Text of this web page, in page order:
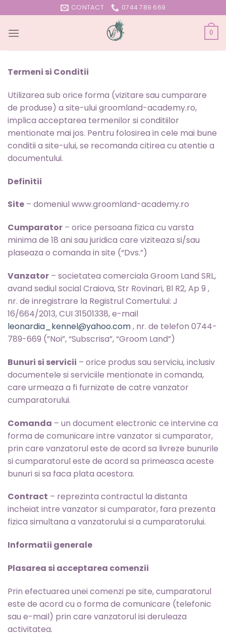
to
content
CONTACT 0744 789 669
0
Termeni si Conditii
Utilizarea sub orice forma (vizitare sau cumparare
de produse) a site-ului groomland-academy.ro,
implica acceptarea termenilor si conditiilor
mentionate mai jos. Pentru folosirea in cele mai bune
conditii a site-ului, se recomanda citirea cu atentie a
documentului.
Definitii
Site – domeniul www.groomland-academy.ro
Cumparator – orice persoana fizica cu varsta
minima de 18 ani sau juridica care viziteaza si/sau
plaseaza o comanda in site (“Dvs.”)
Vanzator – societatea comerciala Groom Land SRL,
avand sediul social Craiova, Str Rovinari, Bl R2, Ap 9 ,
nr. de inregistrare la Registrul Comertului: J
16/664/2013, CUI 31501338, e-mail
leonardia_kennel@yahoo.com, nr. de telefon 0744-
789-669 (”Noi”, “Subscrisa”, “Groom Land”)
Bunuri si servicii – orice produs sau serviciu, inclusiv
documentele si serviciile mentionate in comanda,
care urmeaza a fi furnizate de catre vanzator
cumparatorului.
Comanda – un document electronic ce intervine ca
forma de comunicare intre vanzator si cumparator,
prin care vanzatorul este de acord sa livreze bunurile
si cumparatorul este de acord sa primeasca aceste
bunuri si sa faca plata acestora.
Contract – reprezinta contractul la distanta
incheiat intre vanzator si cumparator, fara prezenta
fizica simultana a vanzatorului si a cumparatorului.
Informatii generale
Plasarea si acceptarea comenzii
Prin efectuarea unei comenzi pe site, cumparatorul
este de acord cu o forma de comunicare (telefonic
sau e-mail) prin care vanzatorul isi deruleaza
activitatea.